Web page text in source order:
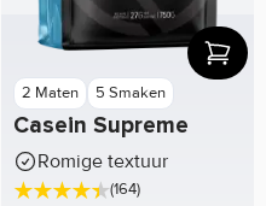
2 Maten 5 Smaken
Casein Supreme
Romige textuur
(164)